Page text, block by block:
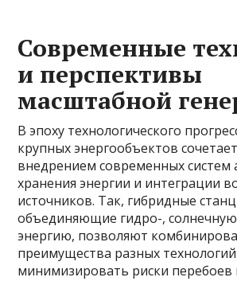
Современные
и перспективы
масштабной
В эпоху технологического
крупных энергообъектов
внедрением современных систем
хранения энергии и интеграции
источников. Так, гибридные
объединяющие гидро-,
энергию, позволяют
преимущества разных
минимизировать риски перебоев